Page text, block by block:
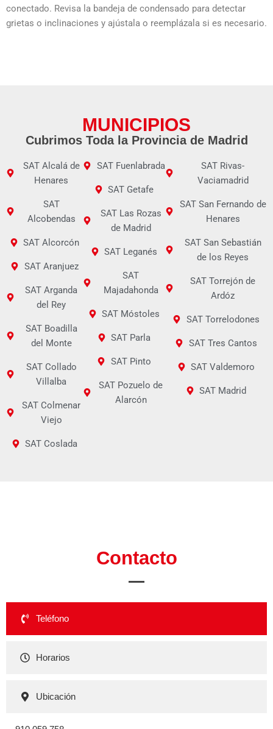
conectado. Revisa la bandeja de condensado para detectar
grietas o inclinaciones y ajústala o reemplázala si es necesario.
MUNICIPIOS
Cubrimos Toda la Provincia de Madrid
SAT Alcalá de
Henares
SAT
Alcobendas
SAT Alcorcón
SAT Aranjuez
SAT Arganda
del Rey
SAT Boadilla
del Monte
SAT Collado
Villalba
SAT Colmenar
Viejo
SAT Coslada
SAT Fuenlabrada
SAT Getafe
SAT Las Rozas
de Madrid
SAT Leganés
SAT
Majadahonda
SAT Móstoles
SAT Parla
SAT Pinto
SAT Pozuelo de
Alarcón
SAT Rivas-
Vaciamadrid
SAT San Fernando de
Henares
SAT San Sebastián
de los Reyes
SAT Torrejón de
Ardóz
SAT Torrelodones
SAT Tres Cantos
SAT Valdemoro
SAT Madrid
Contacto
Teléfono
Horarios
Ubicación